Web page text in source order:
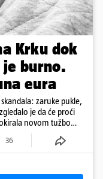
Krku dok
burno.
eura
zaruke pukle,
je da će proći
novom tužbom
36